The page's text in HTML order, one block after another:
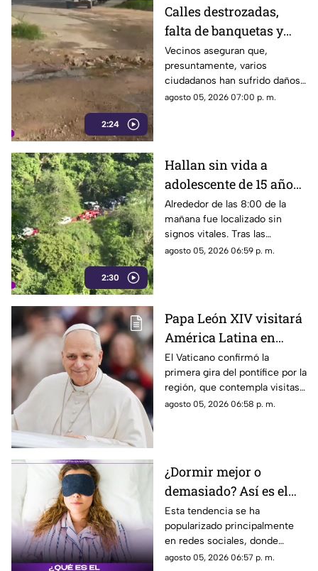
2:24
Calles destrozadas,
falta de banquetas y
fuga de agua afectan a
vecinos de
Prolongación
Meridiano
Vecinos aseguran que,
presuntamente, varios
ciudadanos han sufrido daños
en sus vehículos e incluso
recientes lluvias.
agosto 05, 2026 07:00 p. m.
2:30
Hallan sin vida a
adolescente de 15 años
tras tres días de
búsqueda en la
Barranca de Oblatos
Alrededor de las 8:00 de la
mañana fue localizado sin
signos vitales. Tras las
diligencias correspondientes,
agosto 05, 2026 06:59 p. m.
Papa León XIV visitará
América Latina en
noviembre; estos son
los países que recorrerá
El Vaticano confirmó la
primera gira del pontífice por la
región, que contempla visitas
a Uruguay, Argentina y Perú.
agosto 05, 2026 06:58 p. m.
¿Dormir mejor o
demasiado? Así es el
‘sleepmaxxing’, la
obsesión por conseguir
el sueño perfecto
Esta tendencia se ha
popularizado principalmente
en redes sociales, donde
jóvenes comparten rutinas,
agosto 05, 2026 06:57 p. m.